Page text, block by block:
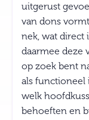
uitgerust
van dons
nek, wat direct
daarmee deze
op zoek bent
als functioneel
welk
behoeften en